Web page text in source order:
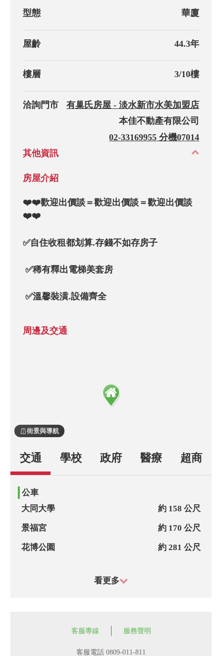
型態 華廈
屋齡 44.3年
樓層 3/10樓
洽詢門市
有巢氏房屋 - 淡水新市水美加盟店
本佳不動產有限公司
02-33169955 分機07014
其他資訊
房屋介紹
❤️❤️歡迎出價談＝歡迎出價談＝歡迎出價談
❤️❤️
✅自住收租都划算.存錢不如存房子
✅稀有釋出電梯美套房
✅溫馨裝潢.設備齊全
✅國際牌電視.冰箱.大金變頻冷氣.全新木地
板
✅電梯門禁.磁扣感應.梯間乾淨
車
✅生活機能超方便.食衣住行育樂一次到位
學
💛💛💛歡迎同業配案～快速賀成交💛💛💛
❤️❤️❤️稀有釋出.買到賺到❤️❤️❤️❤️
💙💙存錢不如存房子💙💙 歡迎預約賞屋
周邊及交通
街景與導航
交通 學校 政府 醫療 超商
公車
大同大學
約 158 公尺
景福宮 約 170 公尺
花博公園 約 281 公尺
看更多
客服專線 服務聲明
客服電話 0809-011-811